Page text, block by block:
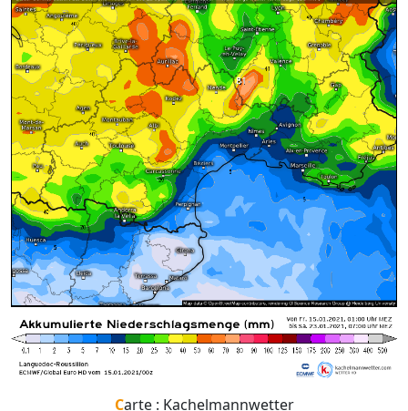
Carte : Kachelmannwetter